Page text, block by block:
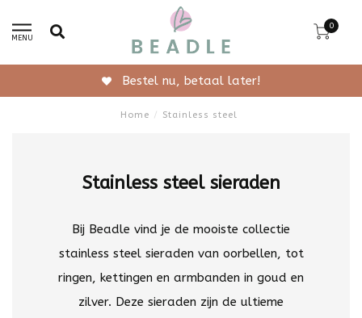
MENU
0
Bestel nu, betaal later!
Home / Stainless steel
Stainless steel sieraden
Bij Beadle vind je de mooiste collectie
stainless steel sieraden van oorbellen, tot
ringen, kettingen en armbanden in goud en
zilver. Deze sieraden zijn de ultieme